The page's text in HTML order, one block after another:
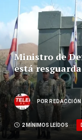
Ministro de
está
POR
2 MÍNIMOS LEÍDOS